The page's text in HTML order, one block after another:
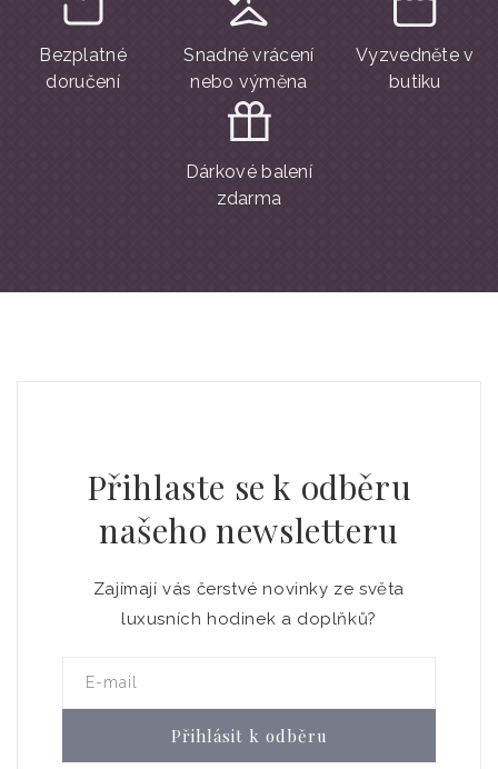
Bezplatné
doručení
Snadné vrácení
nebo výměna
Vyzvedněte v
butiku
Dárkové balení
zdarma
Přihlaste se k odběru
našeho newsletteru
Zajímají vás čerstvé novinky ze světa
luxusních hodinek a doplňků?
E-mail
Přihlásit k odběru